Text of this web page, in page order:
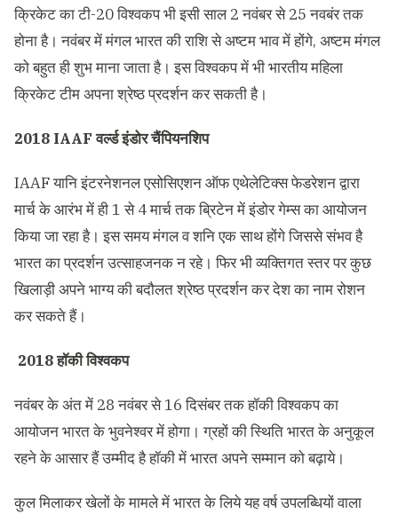
क्रिकेट का टी-20 विश्वकप भी इसी साल 2 नवंबर से 25 नवबंर तक
होना है। नवंबर में मंगल भारत की राशि से अष्टम भाव में होंगे, अष्टम मंगल
को बहुत ही शुभ माना जाता है। इस विश्वकप में भी भारतीय महिला
क्रिकेट टीम अपना श्रेष्ठ प्रदर्शन कर सकती है।
2018 IAAF वर्ल्ड इंडोर चैंपियनशिप
IAAF यानि इंटरनेशनल एसोसिएशन ऑफ एथेलेटिक्स फेडरेशन द्वारा
मार्च के आरंभ में ही 1 से 4 मार्च तक ब्रिटेन में इंडोर गेम्स का आयोजन
किया जा रहा है। इस समय मंगल व शनि एक साथ होंगे जिससे संभव है
भारत का प्रदर्शन उत्साहजनक न रहे। फिर भी व्यक्तिगत स्तर पर कुछ
खिलाड़ी अपने भाग्य की बदौलत श्रेष्ठ प्रदर्शन कर देश का नाम रोशन
कर सकते हैं।
2018 हॉकी विश्वकप
नवंबर के अंत में 28 नवंबर से 16 दिसंबर तक हॉकी विश्वकप का
आयोजन भारत के भुवनेश्वर में होगा। ग्रहों की स्थिति भारत के अनुकूल
रहने के आसार हैं उम्मीद है हॉकी में भारत अपने सम्मान को बढ़ाये।
कुल मिलाकर खेलों के मामले में भारत के लिये यह वर्ष उपलब्धियों वाला